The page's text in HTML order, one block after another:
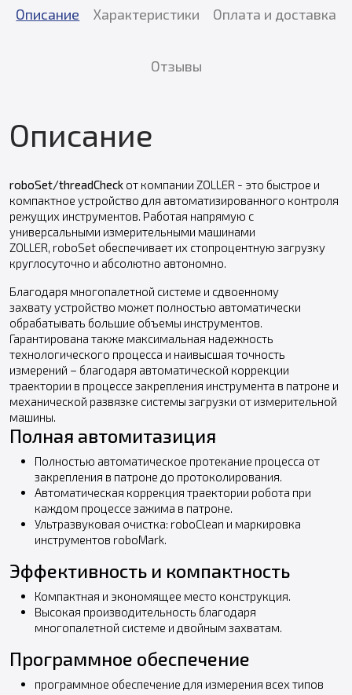
Описание Характеристики Оплата и доставка
Отзывы
Описание
roboSet/threadCheck от компании ZOLLER - это быстрое и
компактное устройство для автоматизированного контроля
режущих инструментов. Работая напрямую с
универсальными измерительными машинами
ZOLLER, roboSet обеспечивает их стопроцентную загрузку
круглосуточно и абсолютно автономно.
Благодаря многопалетной системе и сдвоенному
захвату устройство может полностью автоматически
обрабатывать большие объемы инструментов.
Гарантирована также максимальная надежность
технологического процесса и наивысшая точность
измерений – благодаря автоматической коррекции
траектории в процессе закрепления инструмента в патроне и
механической развязке системы загрузки от измерительной
машины.
Полная автомитазиция
Полностью автоматическое протекание процесса от
закрепления в патроне до протоколирования.
Автоматическая коррекция траектории робота при
каждом процессе зажима в патроне.
Ультразвуковая очистка: roboClean и маркировка
инструментов roboMark.
Эффективность и компактность
Компактная и экономящее место конструкция.
Высокая производительность благодаря
многопалетной системе и двойным захватам.
Программное обеспечение
программное обеспечение для измерения всех типов